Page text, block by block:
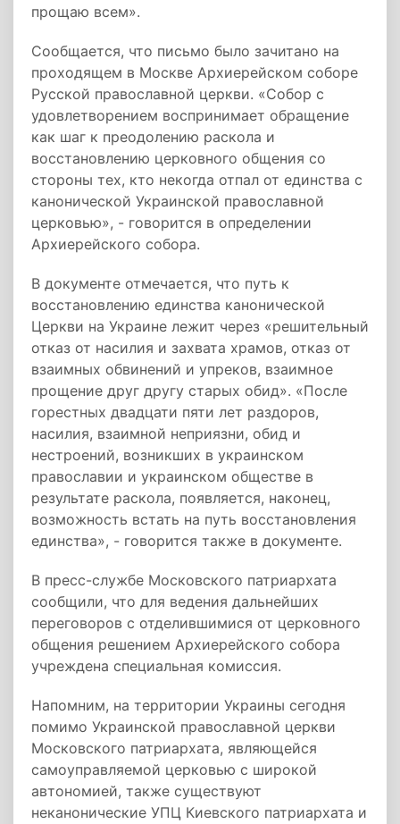
прощаю всем».
Сообщается, что письмо было зачитано на
проходящем в Москве Архиерейском соборе
Русской православной церкви. «Собор с
удовлетворением воспринимает обращение
как шаг к преодолению раскола и
восстановлению церковного общения со
стороны тех, кто некогда отпал от единства с
канонической Украинской православной
церковью», - говорится в определении
Архиерейского собора.
В документе отмечается, что путь к
восстановлению единства канонической
Церкви на Украине лежит через «решительный
отказ от насилия и захвата храмов, отказ от
взаимных обвинений и упреков, взаимное
прощение друг другу старых обид». «После
горестных двадцати пяти лет раздоров,
насилия, взаимной неприязни, обид и
нестроений, возникших в украинском
православии и украинском обществе в
результате раскола, появляется, наконец,
возможность встать на путь восстановления
единства», - говорится также в документе.
В пресс-службе Московского патриархата
сообщили, что для ведения дальнейших
переговоров с отделившимися от церковного
общения решением Архиерейского собора
учреждена специальная комиссия.
Напомним, на территории Украины сегодня
помимо Украинской православной церкви
Московского патриархата, являющейся
самоуправляемой церковью с широкой
автономией, также существуют
неканонические УПЦ Киевского патриархата и